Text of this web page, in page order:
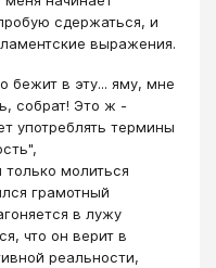
сдержаться, и
выражения.
бежит в эту... яму, мне
собрат! Это ж -
употреблять термины
только молиться
грамотный
в лужу
что он верит в
реальности,